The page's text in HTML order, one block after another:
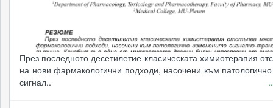
През последното десетилетие класическата химиотерапия
на нови фармакологични подходи, насочени към
сигнал..